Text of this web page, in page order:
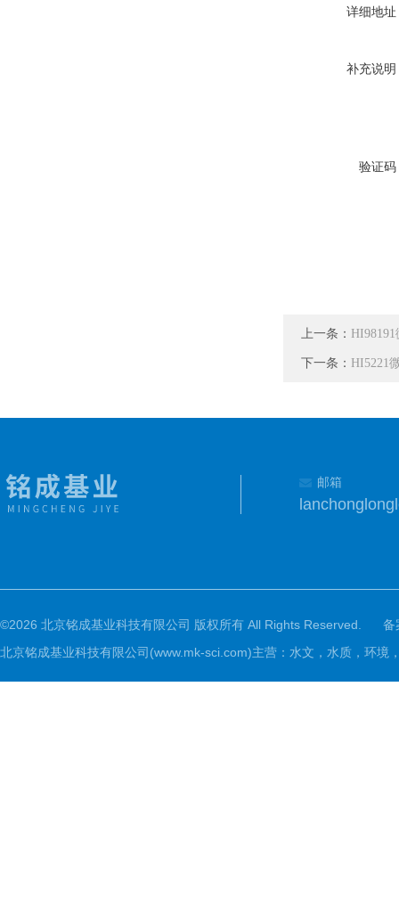
详细地址
补充说明
验证码
上一条：
下一条： HI5221
邮箱
©2026 北京铭成基业科技有限公司 版权所有 All Rights Reserved.
备
北京铭成基业科技有限公司(www.mk-sci.com)主营：水文，水质，环境